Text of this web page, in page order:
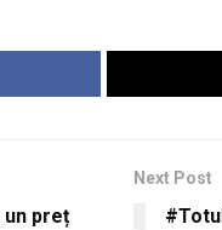
un preț
Next Post